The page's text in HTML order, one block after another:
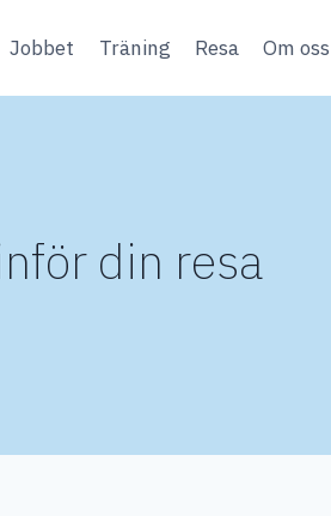
Jobbet Träning Resa Om oss
din resa